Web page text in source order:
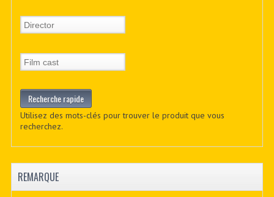
Utilisez des mots-clés pour trouver le produit que vous
recherchez.
REMARQUE